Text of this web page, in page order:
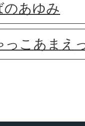
のあゆみ
っこあまえ